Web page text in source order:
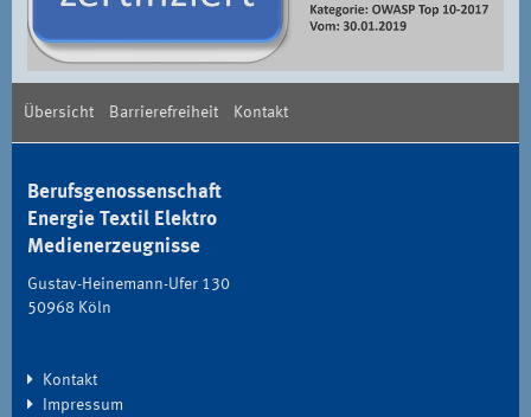
Übersicht Barrierefreiheit Kontakt
Berufsgenossenschaft
Energie Textil Elektro
Medienerzeugnisse
Gustav-Heinemann-Ufer 130
50968 Köln
Kontakt
Impressum